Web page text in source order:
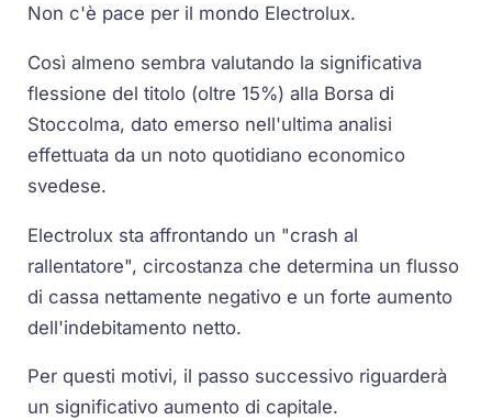
Non c'è pace per il mondo Electrolux.
Così almeno sembra valutando la significativa
flessione del titolo (oltre 15%) alla Borsa di
Stoccolma, dato emerso nell'ultima analisi
effettuata da un noto quotidiano economico
svedese.
Electrolux sta affrontando un "crash al
rallentatore", circostanza che determina un flusso
di cassa nettamente negativo e un forte aumento
dell'indebitamento netto.
Per questi motivi, il passo successivo riguarderà
un significativo aumento di capitale.